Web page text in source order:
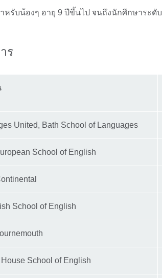
หรับน้องๆ อายุ 9 ปีขึ้นไป จนถึงนักศึกษาระดับ
ร
United, Bath School of Languages
School of English
School of English
House School of English